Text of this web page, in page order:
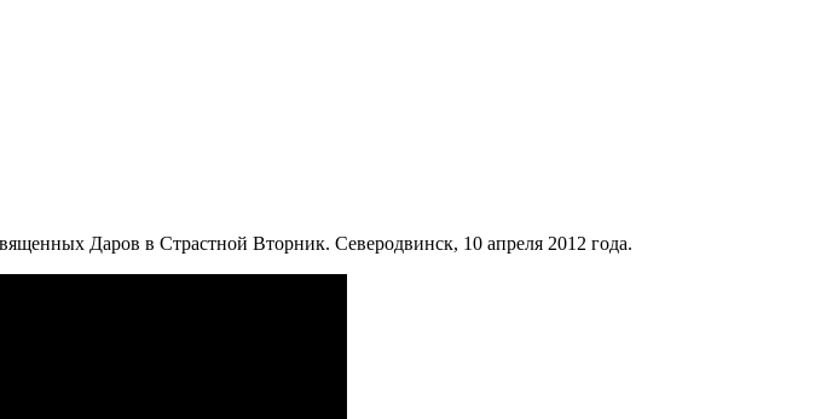
Даров в Страстной Вторник. Северодвинск, 10 апреля 2012 года.